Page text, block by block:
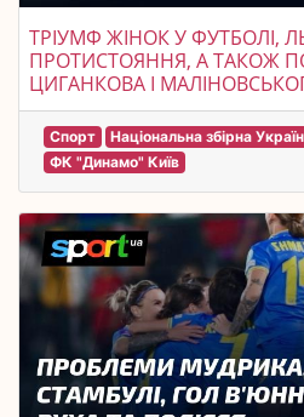
ТРІУМФ ЖІНОК У ФУТБОЛІ,
ПРОТИСТОЯННЯ, А ТАКОЖ
ЦИГАНКОВА І
Спорт
Національна збірна
ФК "Динамо" Київ